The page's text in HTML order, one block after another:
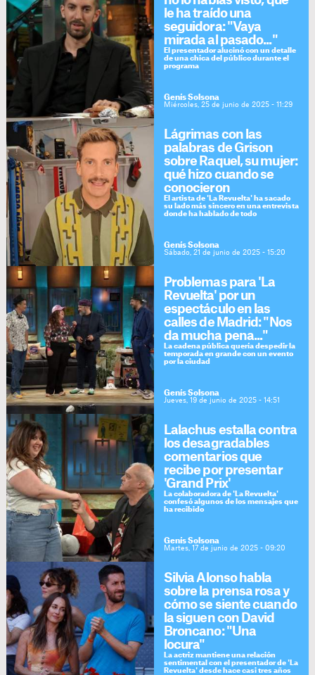
le ha traído una
seguidora: "Vaya
mirada al pasado..."
El presentador alucinó con un detalle
de una chica del público durante el
programa
Genís Solsona
Miércoles, 25 de junio de 2025 - 11:29
Lágrimas con las
palabras de Grison
sobre Raquel, su mujer:
qué hizo cuando se
conocieron
El artista de 'La Revuelta' ha sacado
su lado más sincero en una entrevista
donde ha hablado de todo
Genís Solsona
Sábado, 21 de junio de 2025 - 15:20
Problemas para 'La
Revuelta' por un
espectáculo en las
calles de Madrid: "Nos
da mucha pena..."
La cadena pública quería despedir la
temporada en grande con un evento
por la ciudad
Genís Solsona
Jueves, 19 de junio de 2025 - 14:51
Lalachus estalla contra
los desagradables
comentarios que
recibe por presentar
'Grand Prix'
La colaboradora de 'La Revuelta'
confesó algunos de los mensajes que
ha recibido
Genís Solsona
Martes, 17 de junio de 2025 - 09:20
Silvia Alonso habla
sobre la prensa rosa y
cómo se siente cuando
la siguen con David
Broncano: "Una
locura"
La actriz mantiene una relación
sentimental con el presentador de 'La
Revuelta' desde hace casi tres años